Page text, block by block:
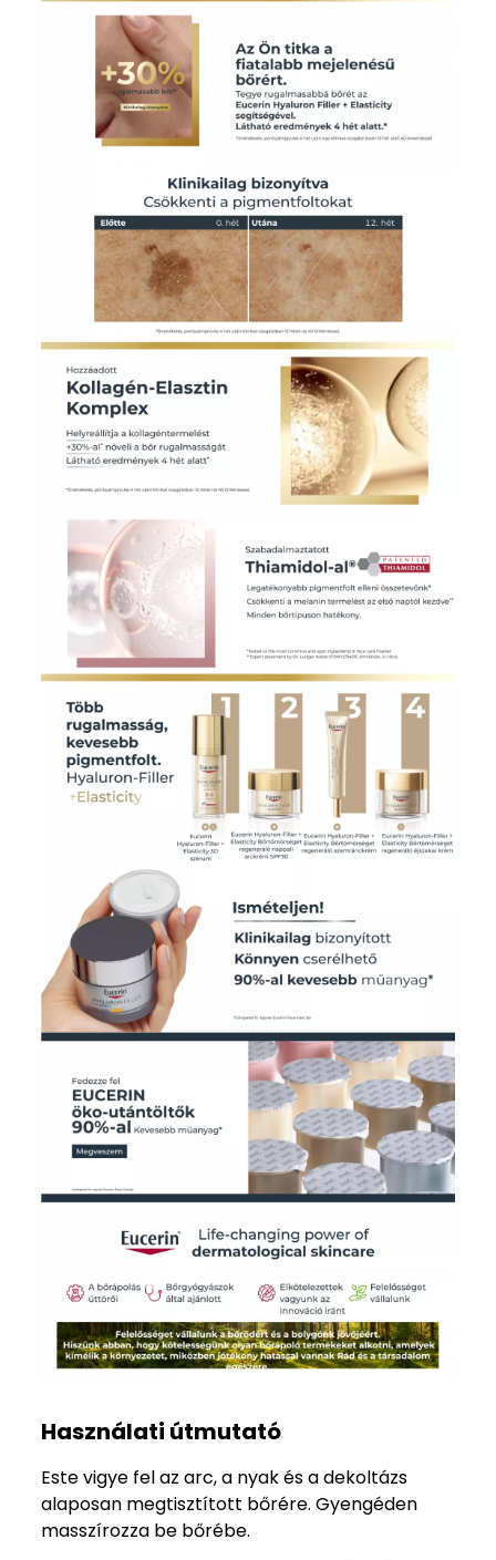
Használati útmutató
Este vigye fel az arc, a nyak és a dekoltázs
alaposan megtisztított bőrére. Gyengéden
masszírozza be bőrébe.